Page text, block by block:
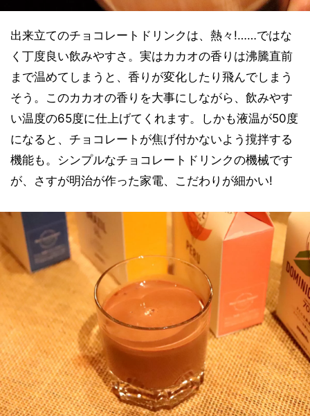
出来立てのチョコレートドリンクは、熱々!……ではな
く丁度良い飲みやすさ。実はカカオの香りは沸騰直前
まで温めてしまうと、香りが変化したり飛んでしまう
そう。このカカオの香りを大事にしながら、飲みやす
い温度の65度に仕上げてくれます。しかも液温が50度
になると、チョコレートが焦げ付かないよう撹拌する
機能も。シンプルなチョコレートドリンクの機械です
が、さすが明治が作った家電、こだわりが細かい!